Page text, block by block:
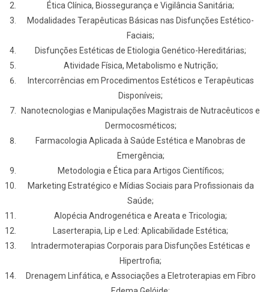
Ética Clínica, Biossegurança e Vigilância Sanitária;
Modalidades Terapêuticas Básicas nas Disfunções Estético-
Faciais;
Disfunções Estéticas de Etiologia Genético-Hereditárias;
Atividade Física, Metabolismo e Nutrição;
Intercorrências em Procedimentos Estéticos e Terapêuticas
Disponíveis;
Nanotecnologias e Manipulações Magistrais de Nutracêuticos e
Dermocosméticos;
Farmacologia Aplicada à Saúde Estética e Manobras de
Emergência;
Metodologia e Ética para Artigos Científicos;
Marketing Estratégico e Mídias Sociais para Profissionais da
Saúde;
Alopécia Androgenética e Areata e Tricologia;
Laserterapia, Lip e Led: Aplicabilidade Estética;
Intradermoterapias Corporais para Disfunções Estéticas e
Hipertrofia;
Drenagem Linfática, e Associações a Eletroterapias em Fibro